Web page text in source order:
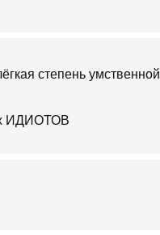
степень умственной
ИДИОТОВ